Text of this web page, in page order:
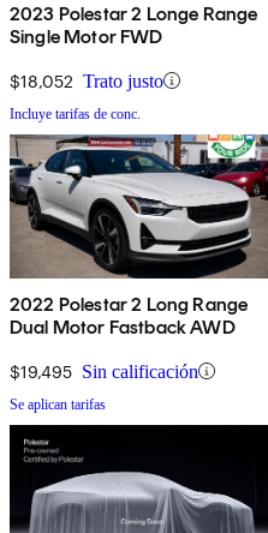
2023 Polestar 2 Longe Range
Single Motor FWD
$18,052 Trato justo
Incluye tarifas de conc.
2022 Polestar 2 Long Range
Dual Motor Fastback AWD
$19,495 Sin calificación
Se aplican tarifas